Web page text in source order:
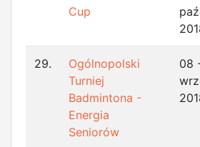
Cup
29.
Ogólnopolski
Turniej
Badmintona -
Energia
Seniorów
08